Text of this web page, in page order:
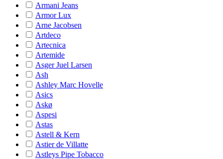
Armani Jeans
Armor Lux
Arne Jacobsen
Artdeco
Artecnica
Artemide
Asger Juel Larsen
Ash
Ashley Marc Hovelle
Asics
Askø
Aspesi
Astas
Astell & Kern
Astier de Villatte
Astleys Pipe Tobacco